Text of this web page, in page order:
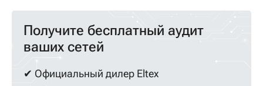
Получите бесплатный аудит
ваших сетей
✔ Официальный дилер Eltex